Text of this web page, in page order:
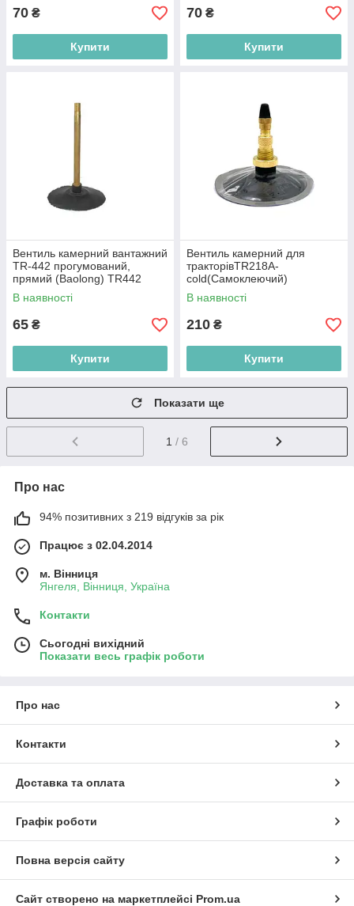
70 ₴
Купити
70 ₴
Купити
Вентиль камерний вантажний
TR-442 прогумований,
прямий (Baolong) TR442
В наявності
65 ₴
Купити
Вентиль камерний для
тракторівTR218A-
cold(Самоклеючий)
В наявності
210 ₴
Купити
Показати ще
1 / 6
Про нас
94% позитивних з 219 відгуків за рік
Працює з 02.04.2014
м. Вінниця
Янгеля, Вінниця, Україна
Контакти
Сьогодні вихідний
Показати весь графік роботи
Про нас
Контакти
Доставка та оплата
Графік роботи
Повна версія сайту
Сайт створено на маркетплейсі Prom.ua